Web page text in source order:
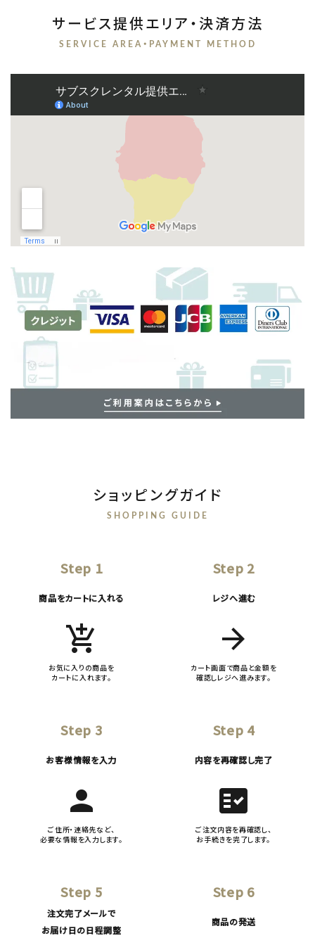
サービス提供エリア・決済方法
SERVICE AREA・PAYMENT METHOD
ショッピングガイド
SHOPPING GUIDE
Step 1
商品をカートに入れる
add_shopping_cart
お気に入りの商品を
カートに入れます。
Step 2
レジへ進む
arrow_forward
カート画面で商品と金額を
確認しレジへ進みます。
Step 3
お客様情報を入力
person
ご住所・連絡先など、
必要な情報を入力します。
Step 4
内容を再確認し完了
fact_check
ご注文内容を再確認し、
お手続きを完了します。
Step 5
注文完了メールで
お届け日の日程調整
Step 6
商品の発送